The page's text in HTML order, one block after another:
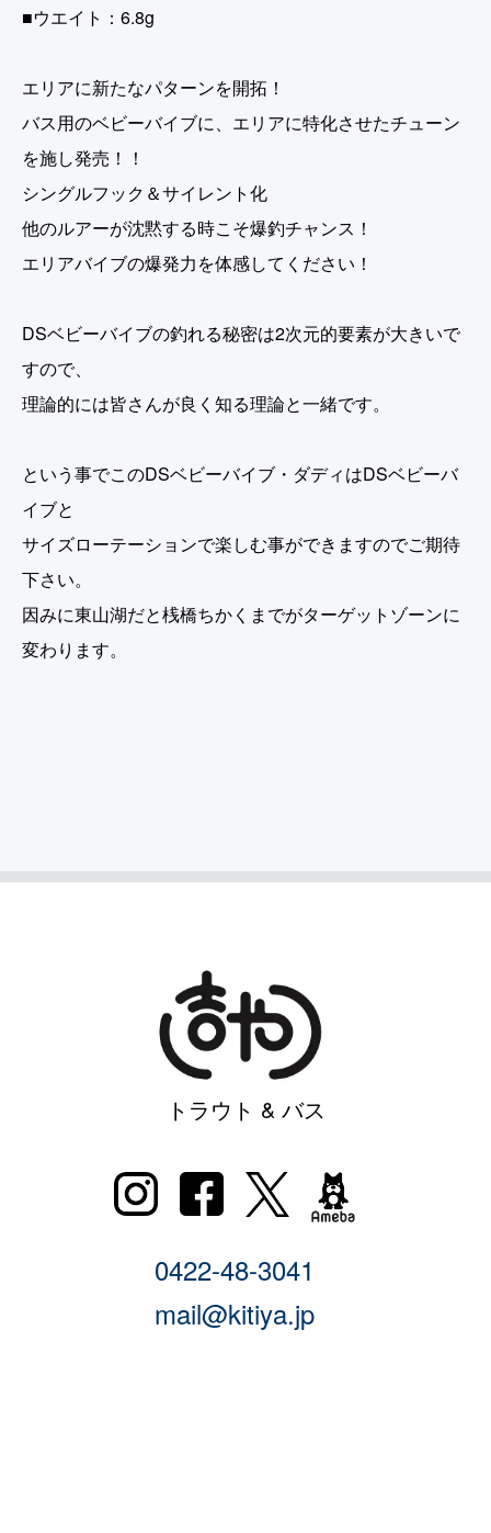
■ウエイト：6.8g
エリアに新たなパターンを開拓！
バス用のベビーバイブに、エリアに特化させたチューン
を施し発売！！
シングルフック＆サイレント化
他のルアーが沈黙する時こそ爆釣チャンス！
エリアバイブの爆発力を体感してください！
DSベビーバイブの釣れる秘密は2次元的要素が大きいで
すので、
理論的には皆さんが良く知る理論と一緒です。
という事でこのDSベビーバイブ・ダディはDSベビーバ
イブと
サイズローテーションで楽しむ事ができますのでご期待
下さい。
因みに東山湖だと桟橋ちかくまでがターゲットゾーンに
変わります。
トラウト & バス
0422-48-3041
mail@kitiya.jp